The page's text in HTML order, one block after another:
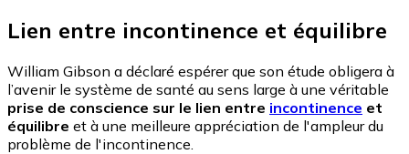
Lien entre incontinence et équilibre
William Gibson a déclaré espérer que son étude obligera à
l’avenir le système de santé au sens large à une véritable
prise de conscience sur le lien entre incontinence et
équilibre et à une meilleure appréciation de l'ampleur du
problème de l'incontinence.